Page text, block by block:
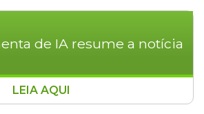
de IA resume a notícia
de Campo Grande
LEIA AQUI